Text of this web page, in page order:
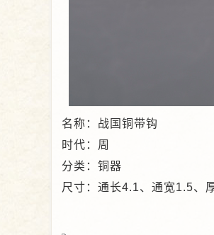
名称：战国铜带钩
时代：周
分类：铜器
尺寸：通长4.1、通宽1.5、